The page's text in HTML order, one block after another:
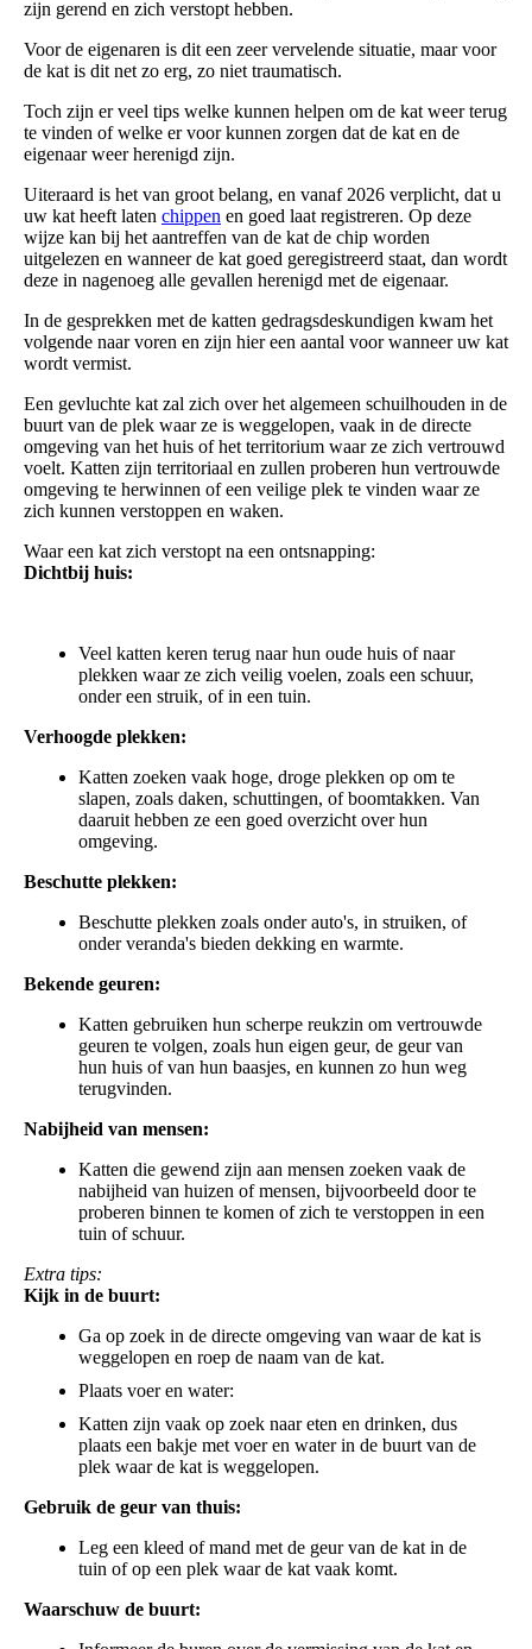
zijn gerend en zich verstopt hebben.
Voor de eigenaren is dit een zeer vervelende situatie, maar voor
de kat is dit net zo erg, zo niet traumatisch.
Toch zijn er veel tips welke kunnen helpen om de kat weer terug
te vinden of welke er voor kunnen zorgen dat de kat en de
eigenaar weer herenigd zijn.
Uiteraard is het van groot belang, en vanaf 2026 verplicht, dat u
uw kat heeft laten chippen en goed laat registreren. Op deze
wijze kan bij het aantreffen van de kat de chip worden
uitgelezen en wanneer de kat goed geregistreerd staat, dan wordt
deze in nagenoeg alle gevallen herenigd met de eigenaar.
In de gesprekken met de katten gedragsdeskundigen kwam het
volgende naar voren en zijn hier een aantal voor wanneer uw kat
wordt vermist.
Een gevluchte kat zal zich over het algemeen schuilhouden in de
buurt van de plek waar ze is weggelopen, vaak in de directe
omgeving van het huis of het territorium waar ze zich vertrouwd
voelt. Katten zijn territoriaal en zullen proberen hun vertrouwde
omgeving te herwinnen of een veilige plek te vinden waar ze
zich kunnen verstoppen en waken.
Waar een kat zich verstopt na een ontsnapping:
Dichtbij huis:
Veel katten keren terug naar hun oude huis of naar
plekken waar ze zich veilig voelen, zoals een schuur,
onder een struik, of in een tuin.
Verhoogde plekken:
Katten zoeken vaak hoge, droge plekken op om te
slapen, zoals daken, schuttingen, of boomtakken. Van
daaruit hebben ze een goed overzicht over hun
omgeving.
Beschutte plekken:
Beschutte plekken zoals onder auto's, in struiken, of
onder veranda's bieden dekking en warmte.
Bekende geuren:
Katten gebruiken hun scherpe reukzin om vertrouwde
geuren te volgen, zoals hun eigen geur, de geur van
hun huis of van hun baasjes, en kunnen zo hun weg
terugvinden.
Nabijheid van mensen:
Katten die gewend zijn aan mensen zoeken vaak de
nabijheid van huizen of mensen, bijvoorbeeld door te
proberen binnen te komen of zich te verstoppen in een
tuin of schuur.
Extra tips:
Kijk in de buurt:
Ga op zoek in de directe omgeving van waar de kat is
weggelopen en roep de naam van de kat.
Plaats voer en water:
Katten zijn vaak op zoek naar eten en drinken, dus
plaats een bakje met voer en water in de buurt van de
plek waar de kat is weggelopen.
Gebruik de geur van thuis:
Leg een kleed of mand met de geur van de kat in de
tuin of op een plek waar de kat vaak komt.
Waarschuw de buurt: